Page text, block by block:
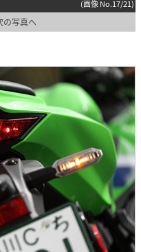
(画像 No.17/21)
の写真へ